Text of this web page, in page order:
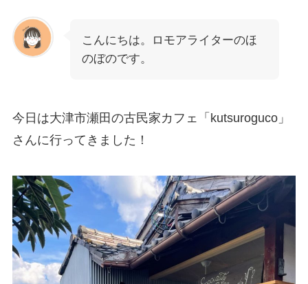
こんにちは。ロモアライターのほ
のぼのです。
今日は大津市瀬田の古民家カフェ「kutsuroguco」
さんに行ってきました！